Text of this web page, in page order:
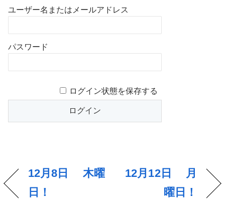
ユーザー名またはメールアドレス
パスワード
ログイン状態を保存する
12月8日 木曜
日！
12月12日 月
曜日！